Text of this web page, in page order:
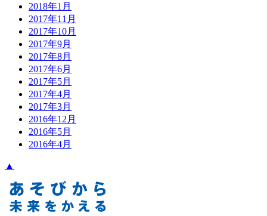
2018年1月
2017年11月
2017年10月
2017年9月
2017年8月
2017年6月
2017年5月
2017年4月
2017年3月
2016年12月
2016年5月
2016年4月
▲